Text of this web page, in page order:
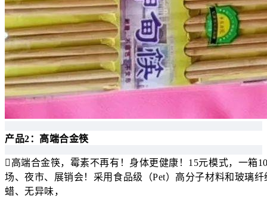
产品2：高端合金筷
高端合金筷，霉素不再有！身体更健康！15元模式，一箱
场、夜市、展销会！采用食品级（Pet）高分子材料和玻璃
蜡、无异味，